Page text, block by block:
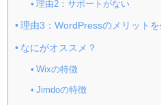
理由2：サポートがない
理由3：WordPressのメリット
なにがオススメ？
Wixの特徴
Jimdoの特徴